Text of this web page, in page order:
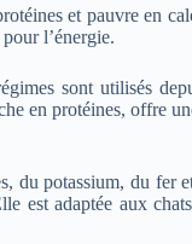
et pauvre en
l’énergie.
sont utilisés
en protéines, offre
du potassium, du fer
est adaptée aux